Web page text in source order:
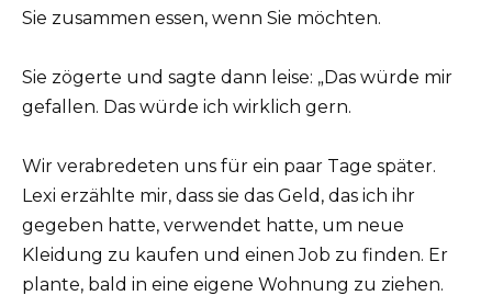
Sie zusammen essen, wenn Sie möchten.
Sie zögerte und sagte dann leise: „Das würde mir
gefallen. Das würde ich wirklich gern.
Wir verabredeten uns für ein paar Tage später.
Lexi erzählte mir, dass sie das Geld, das ich ihr
gegeben hatte, verwendet hatte, um neue
Kleidung zu kaufen und einen Job zu finden. Er
plante, bald in eine eigene Wohnung zu ziehen.